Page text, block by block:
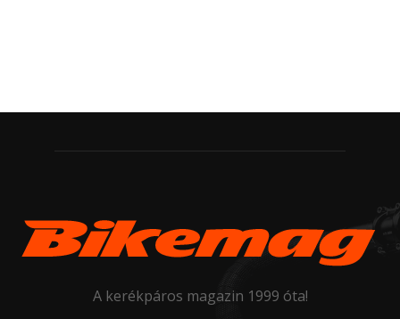
A kerékpáros magazin 1999 óta!